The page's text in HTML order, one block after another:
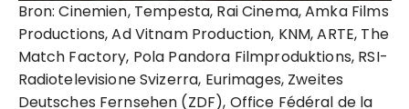
Bron: Cinemien, Tempesta, Rai Cinema, Amka Films
Productions, Ad Vitnam Production, KNM, ARTE, The
Match Factory, Pola Pandora Filmproduktions, RSI-
Radiotelevisione Svizerra, Eurimages, Zweites
Deutsches Fernsehen (ZDF), Office Fédéral de la